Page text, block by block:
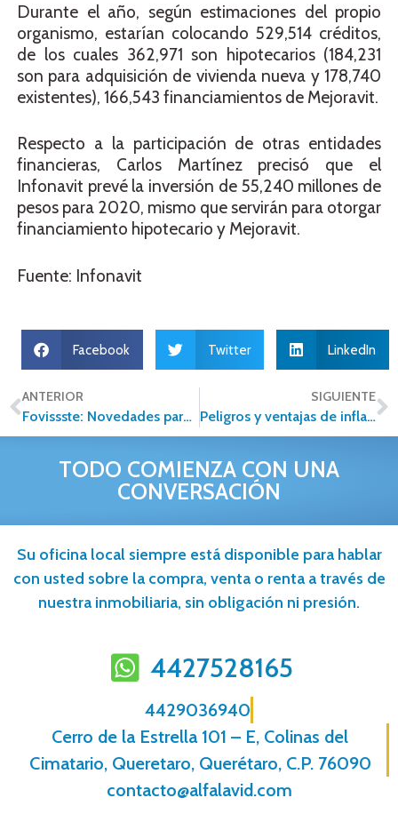
Durante el año, según estimaciones del propio
organismo, estarían colocando 529,514 créditos,
de los cuales 362,971 son hipotecarios (184,231
son para adquisición de vivienda nueva y 178,740
existentes), 166,543 financiamientos de Mejoravit.
Respecto a la participación de otras entidades
financieras, Carlos Martínez precisó que el
Infonavit prevé la inversión de 55,240 millones de
pesos para 2020, mismo que servirán para otorgar
financiamiento hipotecario y Mejoravit.
Fuente: Infonavit
Facebook Twitter LinkedIn
ANTERIOR
Fovissste: Novedades para 2020
SIGUIENTE
Peligros y ventajas de inflar el precio inicial de la casa que vendes
TODO COMIENZA CON UNA
CONVERSACIÓN
Su oficina local siempre está disponible para hablar
con usted sobre la compra, venta o renta a través de
nuestra inmobiliaria, sin obligación ni presión.
4427528165
4429036940
Cerro de la Estrella 101 – E, Colinas del
Cimatario, Queretaro, Querétaro, C.P. 76090
contacto@alfalavid.com